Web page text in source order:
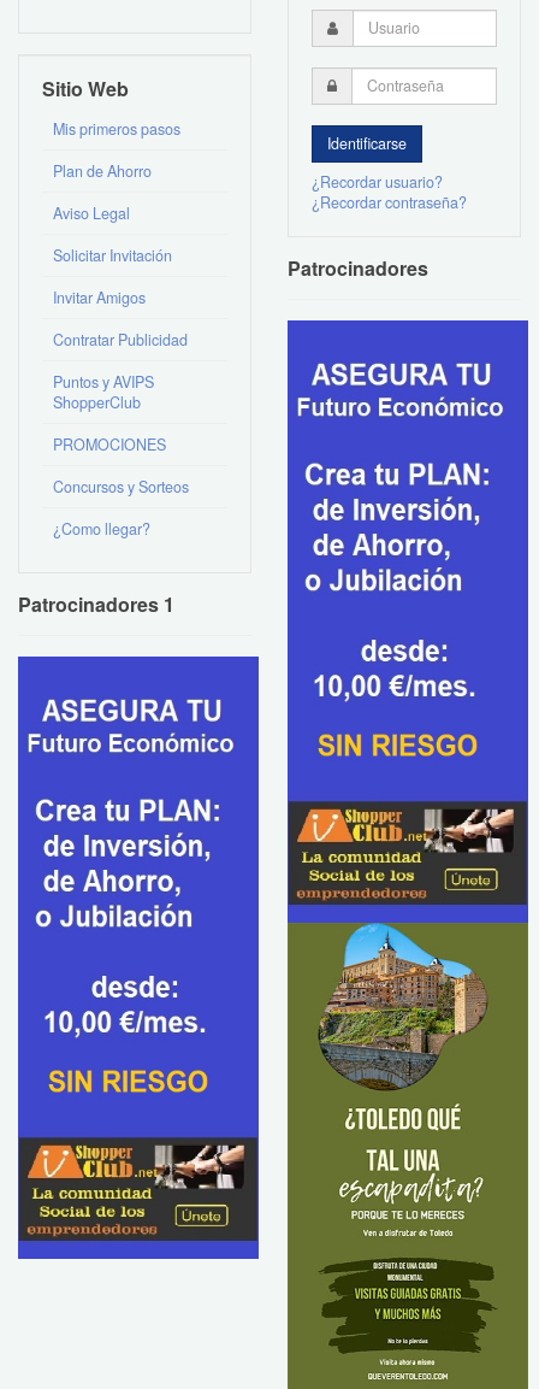
Sitio Web
Mis primeros pasos
Plan de Ahorro
Aviso Legal
Solicitar Invitación
Invitar Amigos
Contratar Publicidad
Puntos y AVIPS
ShopperClub
PROMOCIONES
Concursos y Sorteos
¿Como llegar?
Patrocinadores 1
¿Recordar usuario?
¿Recordar contraseña?
Patrocinadores